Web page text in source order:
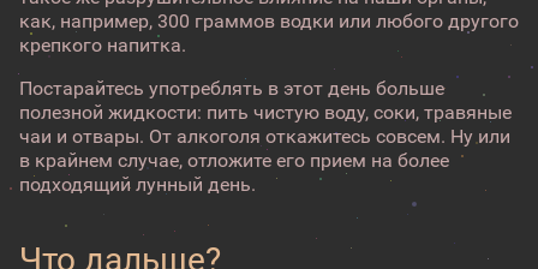
как, например, 300 граммов водки или любого другого
крепкого напитка.
Постарайтесь употреблять в этот день больше
полезной жидкости: пить чистую воду, соки, травяные
чаи и отвары. От алкоголя откажитесь совсем. Ну или
в крайнем случае, отложите его прием на более
подходящий лунный день.
Что дальше?